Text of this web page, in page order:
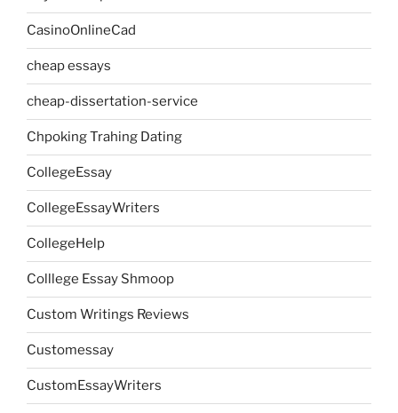
CasinoOnlineCad
cheap essays
cheap-dissertation-service
Chpoking Trahing Dating
CollegeEssay
CollegeEssayWriters
CollegeHelp
Colllege Essay Shmoop
Custom Writings Reviews
Customessay
CustomEssayWriters